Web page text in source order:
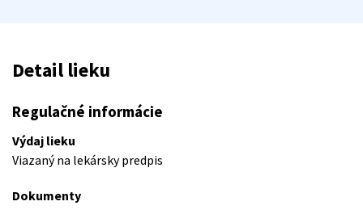
Detail lieku
Regulačné informácie
Výdaj lieku
Viazaný na lekársky predpis
Dokumenty